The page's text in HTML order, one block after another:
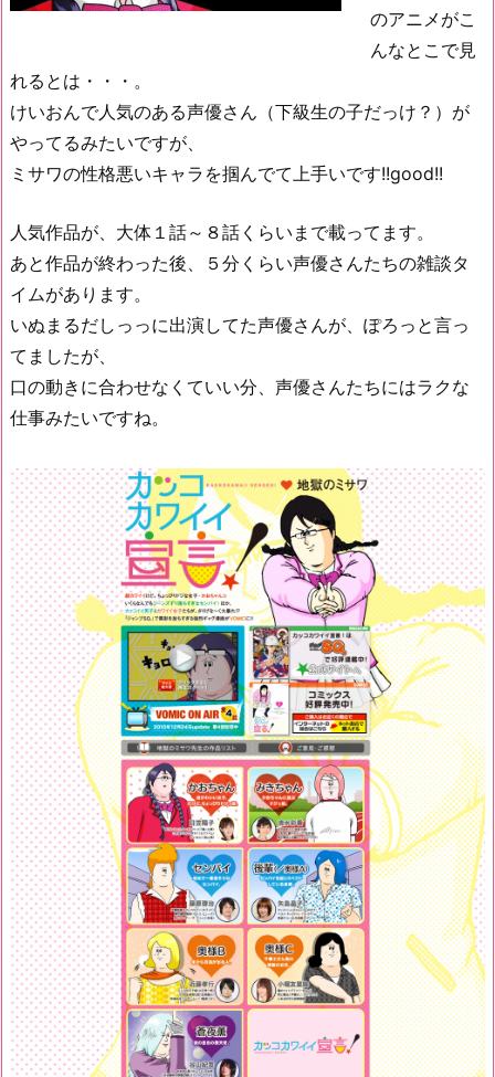
のアニメがこ
んなとこで見
れるとは・・・。
けいおんで人気のある声優さん（下級生の子だっけ？）が
やってるみたいですが、
ミサワの性格悪いキャラを掴んでて上手いです!!good!!
人気作品が、大体１話～８話くらいまで載ってます。
あと作品が終わった後、５分くらい声優さんたちの雑談タ
イムがあります。
いぬまるだしっっに出演してた声優さんが、ぽろっと言っ
てましたが、
口の動きに合わせなくていい分、声優さんたちにはラクな
仕事みたいですね。